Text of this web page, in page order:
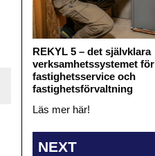
REKYL 5 – det självklara
verksamhetssystemet för
fastighetsservice och
fastighetsförvaltning
Läs mer här!
NEXT